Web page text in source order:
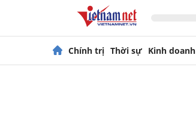
Chính trị Thời sự Kinh doanh